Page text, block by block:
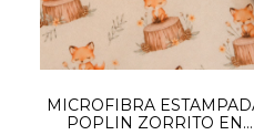
MICROFIBRA
POPLIN ZORRITO EN